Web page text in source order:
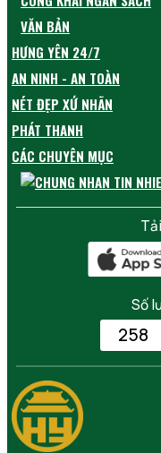
VĂN BẢN
HƯNG YÊN 24/7
AN NINH - AN TOÀN
NÉT ĐẸP XỨ NHÃN
PHÁT THANH
CÁC CHUYÊN MỤC
Số
258